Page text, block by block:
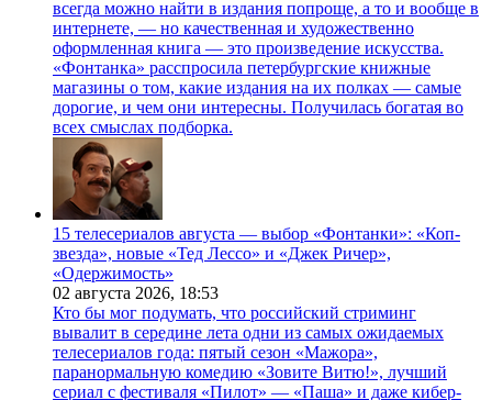
всегда можно найти в издания попроще, а то и вообще в
интернете, — но качественная и художественно
оформленная книга — это произведение искусства.
«Фонтанка» расспросила петербургские книжные
магазины о том, какие издания на их полках — самые
дорогие, и чем они интересны. Получилась богатая во
всех смыслах подборка.
15 телесериалов августа — выбор «Фонтанки»: «Коп-
звезда», новые «Тед Лессо» и «Джек Ричер»,
«Одержимость»
02 августа 2026, 18:53
Кто бы мог подумать, что российский стриминг
вывалит в середине лета одни из самых ожидаемых
телесериалов года: пятый сезон «Мажора»,
паранормальную комедию «Зовите Витю!», лучший
сериал с фестиваля «Пилот» — «Паша» и даже кибер-